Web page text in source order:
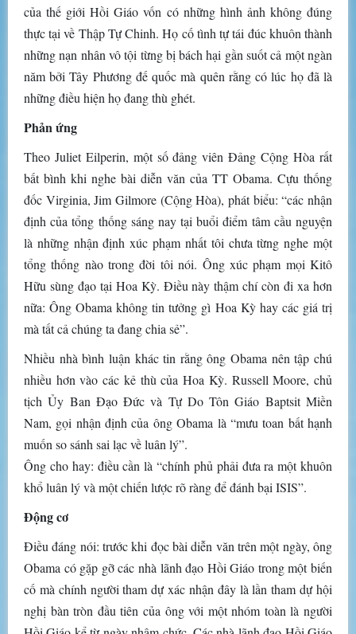
của thế giới Hồi Giáo vốn có những hình ảnh không đúng
thực tại về Thập Tự Chinh. Họ cố tình tự tái đúc khuôn thành
những nạn nhân vô tội từng bị bách hại gần suốt cả một ngàn
năm bởi Tây Phương đế quốc mà quên rằng có lúc họ đã là
những điều hiện họ đang thù ghét.
Phản ứng
Theo Juliet Eilperin, một số đảng viên Đảng Cộng Hòa rất
bất bình khi nghe bài diễn văn của TT Obama. Cựu thống
đốc Virginia, Jim Gilmore (Cộng Hòa), phát biểu: “các nhận
định của tổng thống sáng nay tại buổi điểm tâm cầu nguyện
là những nhận định xúc phạm nhất tôi chưa từng nghe một
tổng thống nào trong đời tôi nói. Ông xúc phạm mọi Kitô
Hữu sùng đạo tại Hoa Kỳ. Điều này thậm chí còn đi xa hơn
nữa: Ông Obama không tin tưởng gì Hoa Kỳ hay các giá trị
mà tất cả chúng ta đang chia sẻ”.
Nhiều nhà bình luận khác tin rằng ông Obama nên tập chú
nhiều hơn vào các kẻ thù của Hoa Kỳ. Russell Moore, chủ
tịch Ủy Ban Đạo Đức và Tự Do Tôn Giáo Baptsit Miền
Nam, gọi nhận định của ông Obama là “mưu toan bất hạnh
muốn so sánh sai lạc về luân lý”.
Ông cho hay: điều cần là “chính phủ phải đưa ra một khuôn
khổ luân lý và một chiến lược rõ ràng để đánh bại ISIS”.
Động cơ
Điều đáng nói: trước khi đọc bài diễn văn trên một ngày, ông
Obama có gặp gỡ các nhà lãnh đạo Hồi Giáo trong một biến
cố mà chính người tham dự xác nhận đây là lần tham dự hội
nghị bàn tròn đầu tiên của ông với một nhóm toàn là người